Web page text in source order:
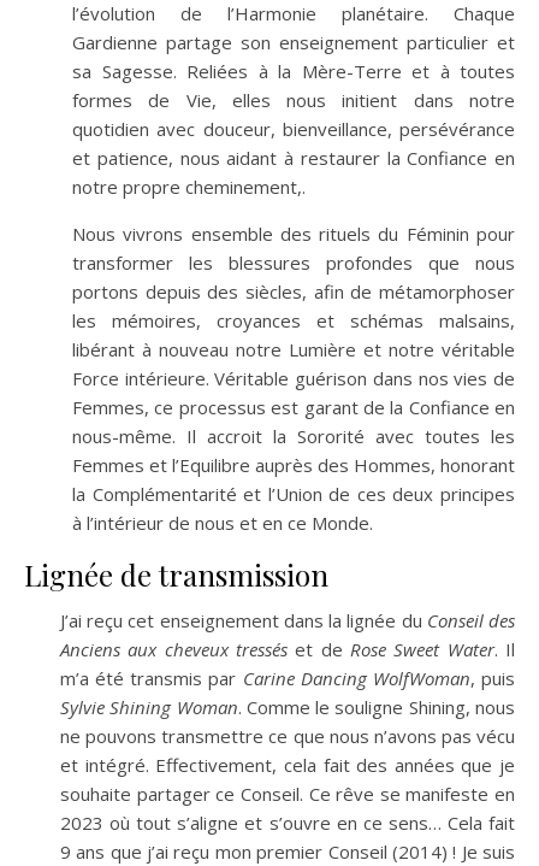
l’évolution de l’Harmonie planétaire. Chaque
Gardienne partage son enseignement particulier et
sa Sagesse. Reliées à la Mère-Terre et à toutes
formes de Vie, elles nous initient dans notre
quotidien avec douceur, bienveillance, persévérance
et patience, nous aidant à restaurer la Confiance en
notre propre cheminement,.
Nous vivrons ensemble des rituels du Féminin pour
transformer les blessures profondes que nous
portons depuis des siècles, afin de métamorphoser
les mémoires, croyances et schémas malsains,
libérant à nouveau notre Lumière et notre véritable
Force intérieure. Véritable guérison dans nos vies de
Femmes, ce processus est garant de la Confiance en
nous-même. Il accroit la Sororité avec toutes les
Femmes et l’Equilibre auprès des Hommes, honorant
la Complémentarité et l’Union de ces deux principes
à l’intérieur de nous et en ce Monde.
Lignée de transmission
J’ai reçu cet enseignement dans la lignée du Conseil des
Anciens aux cheveux tressés et de Rose Sweet Water. Il
m’a été transmis par Carine Dancing WolfWoman, puis
Sylvie Shining Woman. Comme le souligne Shining, nous
ne pouvons transmettre ce que nous n’avons pas vécu
et intégré. Effectivement, cela fait des années que je
souhaite partager ce Conseil. Ce rêve se manifeste en
2023 où tout s’aligne et s’ouvre en ce sens… Cela fait
9 ans que j’ai reçu mon premier Conseil (2014) ! Je suis